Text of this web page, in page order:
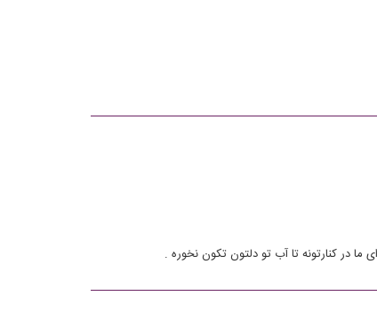
در کنارتونه تا آب تو دلتون تکون نخوره .